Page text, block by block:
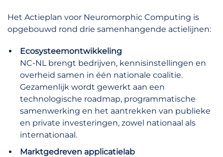
Het Actieplan voor Neuromorphic Computing is
opgebouwd rond drie samenhangende actielijnen:
Ecosysteemontwikkeling
NC-NL brengt bedrijven, kennisinstellingen en
overheid samen in één nationale coalitie.
Gezamenlijk wordt gewerkt aan een
technologische roadmap, programmatische
samenwerking en het aantrekken van publieke
en private investeringen, zowel nationaal als
internationaal.
Marktgedreven applicatielab